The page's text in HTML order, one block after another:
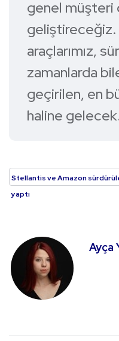
genel müşteri
araçlarımız,
zamanlarda
geçirilen, en
haline
Stellantis ve Amazon
yaptı
Ayça